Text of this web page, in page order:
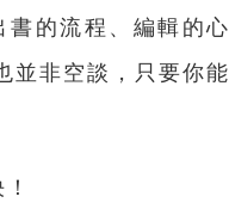
的流程、編輯的心
並非空談，只要你能